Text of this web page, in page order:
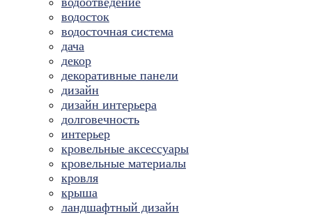
водосток
водосточная система
дача
декор
декоративные панели
дизайн
дизайн интерьера
долговечность
интерьер
кровельные аксессуары
кровельные материалы
кровля
крыша
ландшафтный дизайн